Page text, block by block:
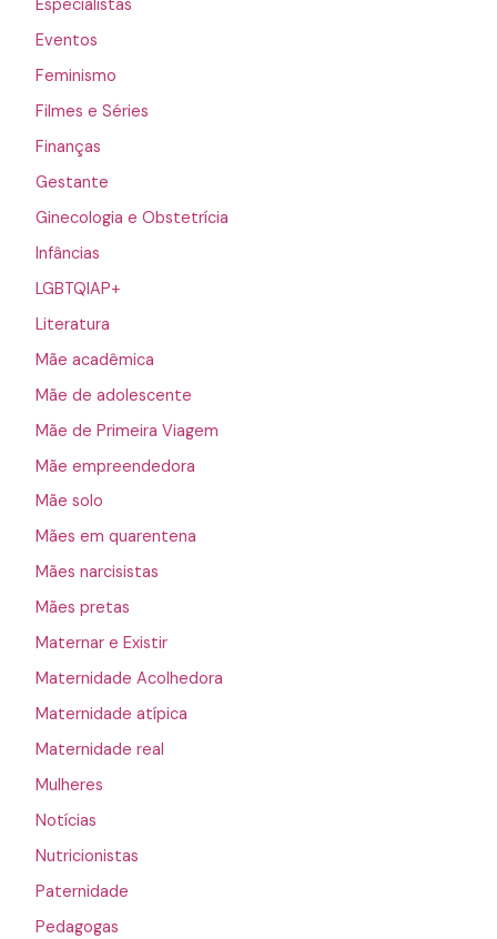
Especialistas
Eventos
Feminismo
Filmes e Séries
Finanças
Gestante
Ginecologia e Obstetrícia
Infâncias
LGBTQIAP+
Literatura
Mãe acadêmica
Mãe de adolescente
Mãe de Primeira Viagem
Mãe empreendedora
Mãe solo
Mães em quarentena
Mães narcisistas
Mães pretas
Maternar e Existir
Maternidade Acolhedora
Maternidade atípica
Maternidade real
Mulheres
Notícias
Nutricionistas
Paternidade
Pedagogas